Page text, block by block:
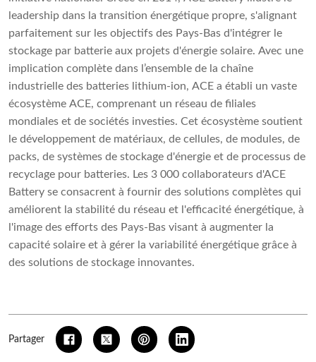
leadership dans la transition énergétique propre, s'alignant
parfaitement sur les objectifs des Pays-Bas d'intégrer le
stockage par batterie aux projets d'énergie solaire. Avec une
implication complète dans l’ensemble de la chaîne
industrielle des batteries lithium-ion, ACE a établi un vaste
écosystème ACE, comprenant un réseau de filiales
mondiales et de sociétés investies. Cet écosystème soutient
le développement de matériaux, de cellules, de modules, de
packs, de systèmes de stockage d'énergie et de processus de
recyclage pour batteries. Les 3 000 collaborateurs d'ACE
Battery se consacrent à fournir des solutions complètes qui
améliorent la stabilité du réseau et l'efficacité énergétique, à
l'image des efforts des Pays-Bas visant à augmenter la
capacité solaire et à gérer la variabilité énergétique grâce à
des solutions de stockage innovantes.
Partager